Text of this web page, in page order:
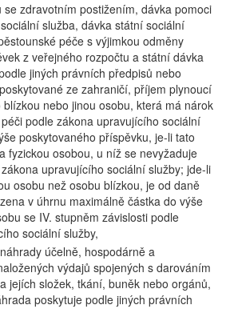
se zdravotním postižením, dávka pomoci
služba, dávka státní sociální
péče s výjimkou odměny
z veřejného rozpočtu a státní dávka
jiných právních předpisů nebo
ze zahraničí, příjem plynoucí
nebo jinou osobu, která má nárok
podle zákona upravujícího sociální
poskytovaného příspěvku, je-li tato
fyzickou osobou, u níž se nevyžaduje
upravujícího sociální služby; jde-li
osobu než osobu blízkou, je od daně
v úhrnu maximálně částka do výše
se IV. stupněm závislosti podle
sociální služby,
účelně, hospodárně a
výdajů spojených s darováním
jejích složek, tkání, buněk nebo orgánů,
poskytuje podle jiných právních